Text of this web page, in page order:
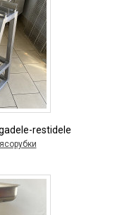
restidele